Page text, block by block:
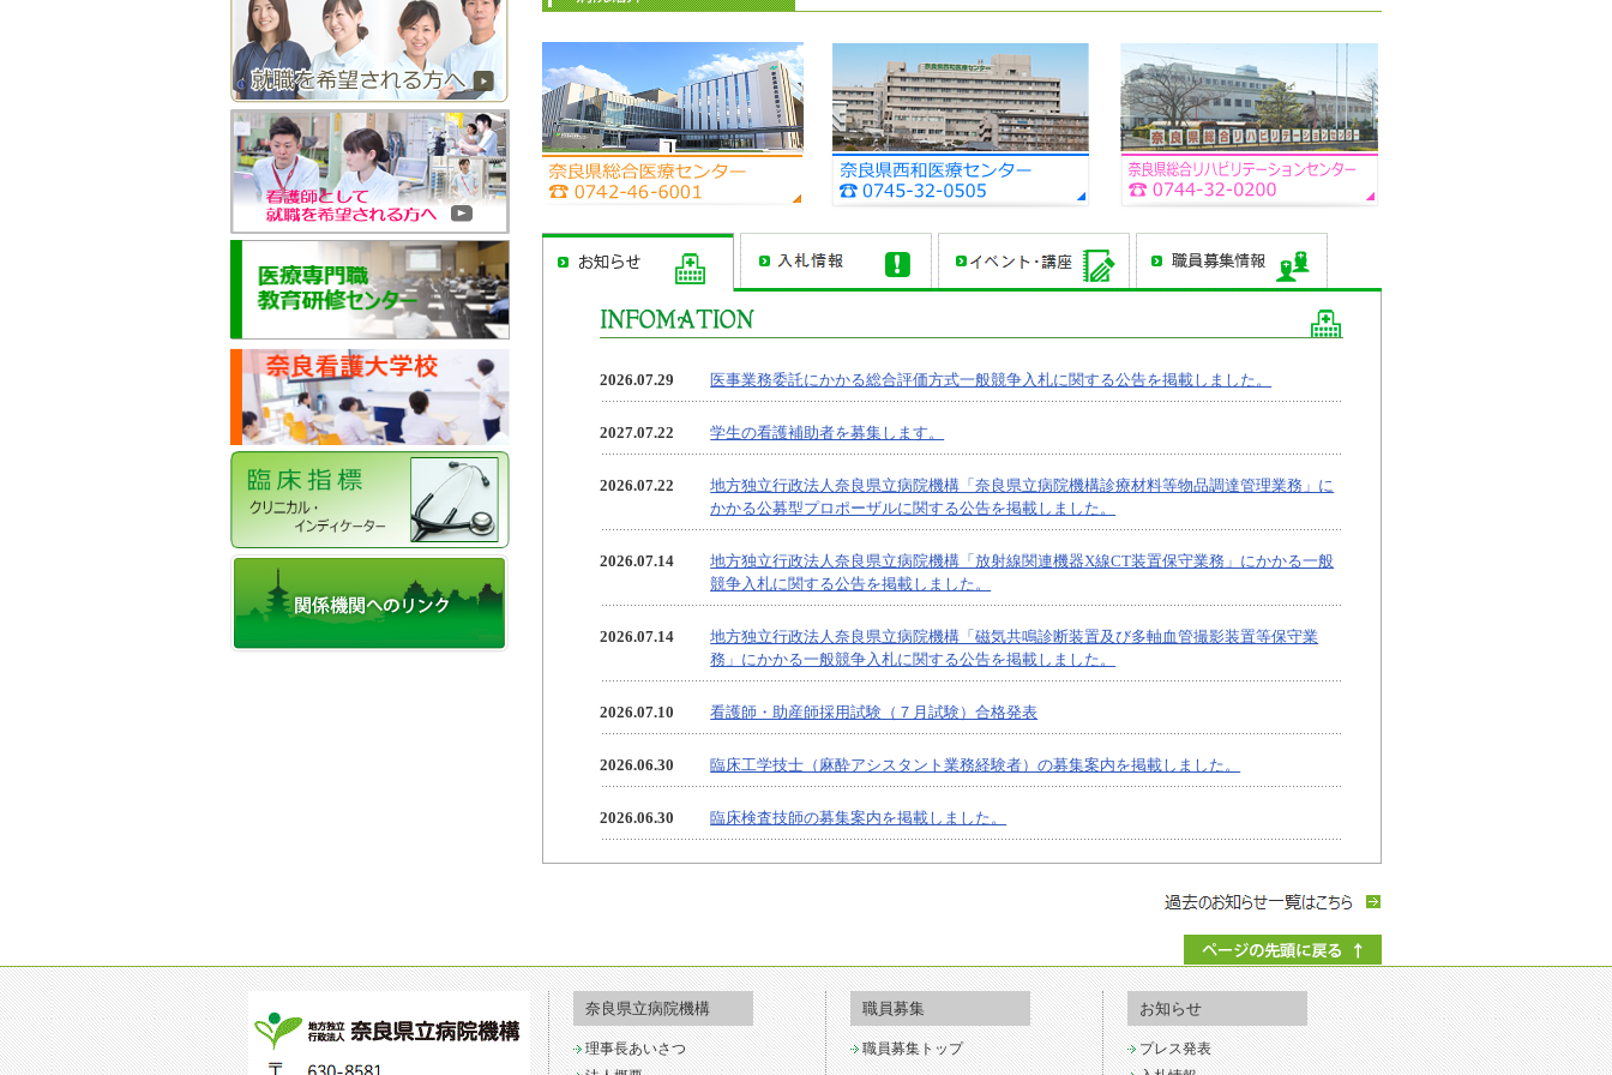
2026.07.29 医事業務委託にかかる総合評価方式一般競争入札に関する公告を掲載しました。
2027.07.22 学生の看護補助者を募集します。
2026.07.22
地方独立行政法人奈良県立病院機構「奈良県立病院機構診療材料等物品調達管理業務」に
かかる公募型プロポーザルに関する公告を掲載しました。
2026.07.14
地方独立行政法人奈良県立病院機構「放射線関連機器X線CT装置保守業務」にかかる一般
競争入札に関する公告を掲載しました。
2026.07.14
地方独立行政法人奈良県立病院機構「磁気共鳴診断装置及び多軸血管撮影装置等保守業
務」にかかる一般競争入札に関する公告を掲載しました。
2026.07.10 看護師・助産師採用試験（７月試験）合格発表
2026.06.30 臨床工学技士（麻酔アシスタント業務経験者）の募集案内を掲載しました。
2026.06.30 臨床検査技師の募集案内を掲載しました。
2026.06.10
【奈良県総合リハビリテーションセンター】ヘルパー（有期職員）の募集案内を掲載しま
した。
奈良県立病院機構
理事長あいさつ
職員募集
職員募集トップ
お知らせ
プレス発表